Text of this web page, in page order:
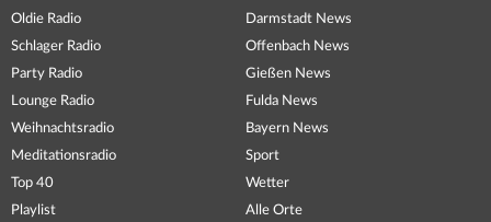
Oldie Radio
Schlager Radio
Party Radio
Lounge Radio
Weihnachtsradio
Meditationsradio
Top 40
Playlist
Darmstadt News
Offenbach News
Gießen News
Fulda News
Bayern News
Sport
Wetter
Alle Orte